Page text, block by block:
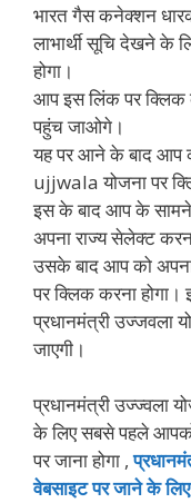
भारत गैस कनेक्शन
लाभार्थी सूचि देखने के
होगा।
आप इस लिंक पर क्लिक
पहुंच जाओगे।
यह पर आने के बाद आप
ujjwala योजना पर
इस के बाद आप के
अपना राज्य सेलेक्ट
उसके बाद आप को
पर क्लिक करना
प्रधानमंत्री उज्जवला
जाएगी।
प्रधानमंत्री उज्ज्वला
के लिए सबसे पहले
पर जाना होगा ,
वेबसाइट पर जाने के